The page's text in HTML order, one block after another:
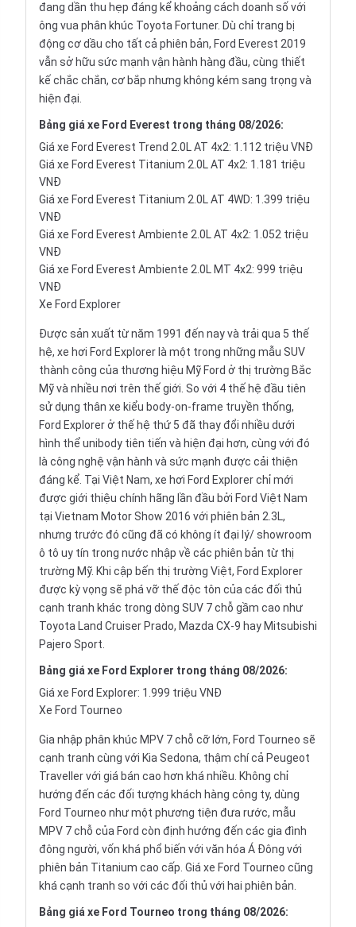
đang dần thu hẹp đáng kể khoảng cách doanh số với
ông vua phân khúc Toyota Fortuner. Dù chỉ trang bị
động cơ dầu cho tất cả phiên bản, Ford Everest 2019
vẫn sở hữu sức mạnh vận hành hàng đầu, cùng thiết
kế chắc chắn, cơ bắp nhưng không kém sang trọng và
hiện đại.
Bảng giá xe Ford Everest trong tháng 08/2026:
Giá xe Ford Everest Trend 2.0L AT 4x2: 1.112 triệu VNĐ
Giá xe Ford Everest Titanium 2.0L AT 4x2: 1.181 triệu
VNĐ
Giá xe Ford Everest Titanium 2.0L AT 4WD: 1.399 triệu
VNĐ
Giá xe Ford Everest Ambiente 2.0L AT 4x2: 1.052 triệu
VNĐ
Giá xe Ford Everest Ambiente 2.0L MT 4x2: 999 triệu
VNĐ
Xe Ford Explorer
Được sản xuất từ năm 1991 đến nay và trải qua 5 thế
hệ, xe hơi Ford Explorer là một trong những mẫu SUV
thành công của thương hiệu Mỹ Ford ở thị trường Bắc
Mỹ và nhiều nơi trên thế giới. So với 4 thế hệ đầu tiên
sử dụng thân xe kiểu body-on-frame truyền thống,
Ford Explorer ở thế hệ thứ 5 đã thay đổi nhiều dưới
hình thể unibody tiên tiến và hiện đại hơn, cùng với đó
là công nghệ vận hành và sức mạnh được cải thiện
đáng kể. Tại Việt Nam, xe hơi Ford Explorer chỉ mới
được giới thiệu chính hãng lần đầu bởi Ford Việt Nam
tại Vietnam Motor Show 2016 với phiên bản 2.3L,
nhưng trước đó cũng đã có không ít đại lý/showroom
ô tô uy tín trong nước nhập về các phiên bản từ thị
trường Mỹ. Khi cập bến thị trường Việt, Ford Explorer
được kỳ vọng sẽ phá vỡ thế độc tôn của các đối thủ
cạnh tranh khác trong dòng SUV 7 chỗ gầm cao như
Toyota Land Cruiser Prado, Mazda CX-9 hay Mitsubishi
Pajero Sport.
Bảng giá xe Ford Explorer trong tháng 08/2026:
Giá xe Ford Explorer: 1.999 triệu VNĐ
Xe Ford Tourneo
Gia nhập phân khúc MPV 7 chỗ cỡ lớn, Ford Tourneo sẽ
cạnh tranh cùng với Kia Sedona, thậm chí cả Peugeot
Traveller với giá bán cao hơn khá nhiều. Không chỉ
hướng đến các đối tượng khách hàng công ty, dùng
Ford Tourneo như một phương tiện đưa rước, mẫu
MPV 7 chỗ của Ford còn định hướng đến các gia đình
đông người, vốn khá phổ biến với văn hóa Á Đông với
phiên bản Titanium cao cấp. Giá xe Ford Tourneo cũng
khá cạnh tranh so với các đối thủ với hai phiên bản.
Bảng giá xe Ford Tourneo trong tháng 08/2026: